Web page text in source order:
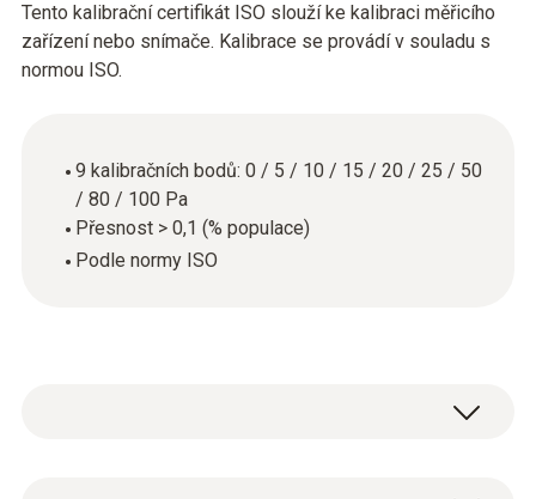
Tento kalibrační certifikát ISO slouží ke kalibraci měřicího
zařízení nebo snímače. Kalibrace se provádí v souladu s
normou ISO.
9 kalibračních bodů: 0 / 5 / 10 / 15 / 20 / 25 / 50
/ 80 / 100 Pa
Přesnost > 0,1 (% populace)
Podle normy ISO
Kalibrační certifikát ISO Tlak s 9 kalibračními